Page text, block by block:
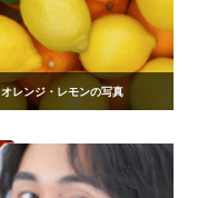
オレンジ・レモンの写真